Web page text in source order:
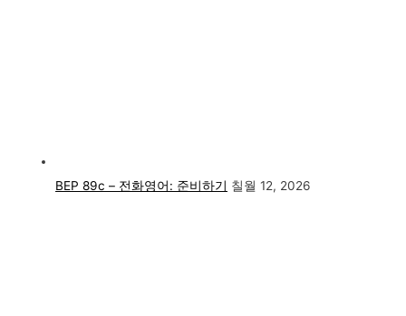
BEP 89c – 전화영어: 준비하기 칠월 12, 2026